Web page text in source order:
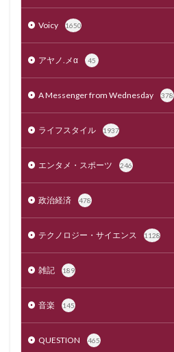
Voicy 1650
アヤノ.メα 45
A Messenger from Wednesday 378
ライフスタイル 1937
エンタメ・スポーツ 246
政治経済 478
テクノロジー・サイエンス 1128
雑記 189
音楽 145
QUESTION 465